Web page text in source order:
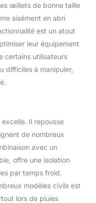
de 22,9 cm.
cordon de
de 8
militaires
et
de cordon
d'eau,
de
de plage,
USGI
conçus
parties de
l'appui des
œillets de bonne taille
aisément en abri
est un atout
leur équipement
certains utilisateurs
difficiles à manipuler,
Il repousse
de nombreux
avec un
offre une isolation
par temps froid.
modèles civils est
lors de pluies